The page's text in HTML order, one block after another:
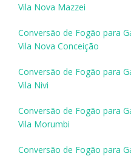
Vila Nova Mazzei
Conversão de Fogão para
Vila Nova Conceição
Conversão de Fogão para
Vila Nivi
Conversão de Fogão para
Vila Morumbi
Conversão de Fogão para